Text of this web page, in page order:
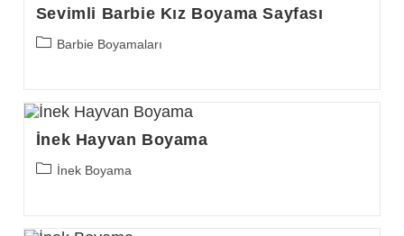
Sevimli Barbie Kız Boyama Sayfası
PostBarbie Boyamaları
İnek Hayvan Boyama
Postİnek Boyama